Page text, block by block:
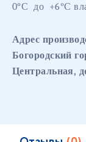
0°С до +6°С
Адрес
Богородский
Центральная,